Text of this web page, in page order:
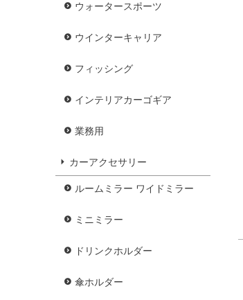
ウォータースポーツ
ウインターキャリア
フィッシング
インテリアカーゴギア
業務用
カーアクセサリー
ルームミラー ワイドミラー
ミニミラー
ドリンクホルダー
傘ホルダー